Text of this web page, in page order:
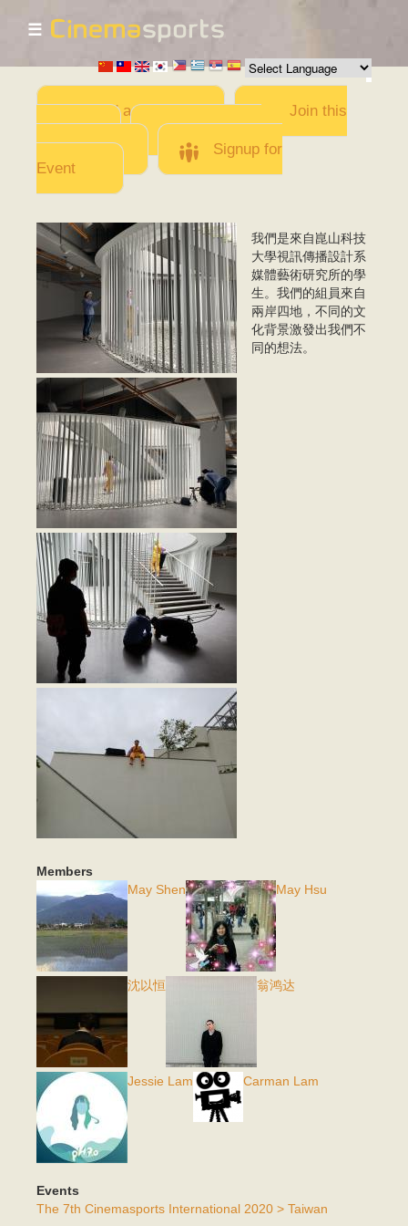
Skip to
main
content
☰
Add a Movie
Join this
Team
Invite team
members
Signup for
Event
1.JPG
3.jpg
我們是來自崑山科技
大學視訊傳播設計系
媒體藝術研究所的學
生。我們的組員來自
兩岸四地，不同的文
化背景激發出我們不
同的想法。
Members
May Shen
May Hsu
沈以恒 翁鸿达
Jessie Lam Carman Lam
Events
The 7th Cinemasports International 2020 > Taiwan